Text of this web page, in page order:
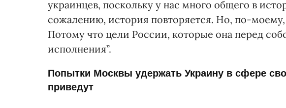
украинцев, поскольку у нас много общего в
сожалению, история повторяется. Но, по-моему,
Потому что цели России, которые она перед
исполнения”.
Попытки Москвы удержать Украину в сфере
приведут